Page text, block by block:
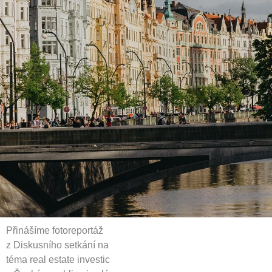
Přinášíme fotoreportáž
z Diskusního setkání na
téma real estate investic